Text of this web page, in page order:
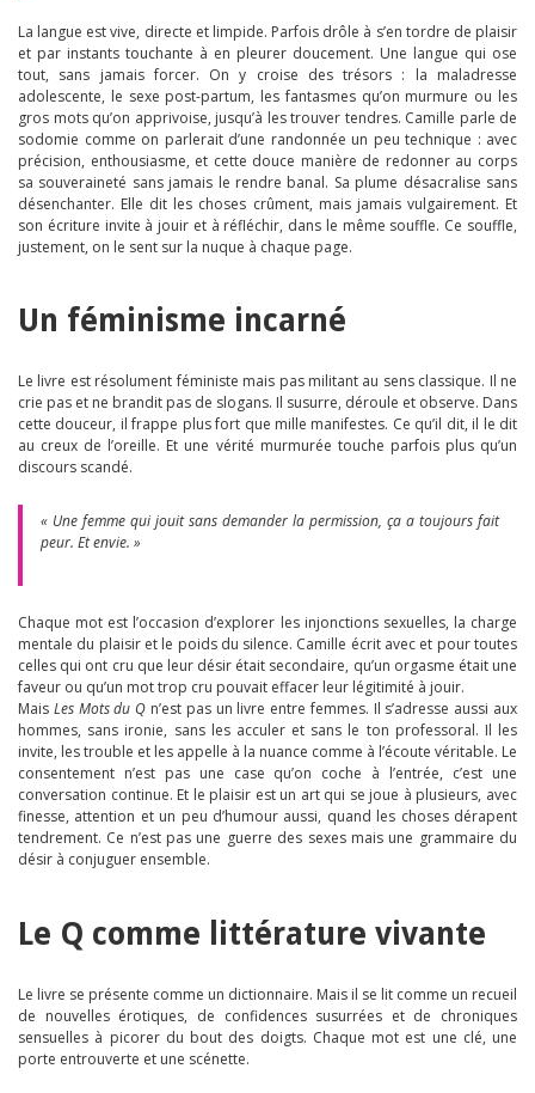
La langue est vive, directe et limpide. Parfois drôle à s’en tordre de plaisir
et par instants touchante à en pleurer doucement. Une langue qui ose
tout, sans jamais forcer. On y croise des trésors : la maladresse
adolescente, le sexe post-partum, les fantasmes qu’on murmure ou les
gros mots qu’on apprivoise, jusqu’à les trouver tendres. Camille parle de
sodomie comme on parlerait d’une randonnée un peu technique : avec
précision, enthousiasme, et cette douce manière de redonner au corps
sa souveraineté sans jamais le rendre banal. Sa plume désacralise sans
désenchanter. Elle dit les choses crûment, mais jamais vulgairement. Et
son écriture invite à jouir et à réfléchir, dans le même souffle. Ce souffle,
justement, on le sent sur la nuque à chaque page.
Un féminisme incarné
Le livre est résolument féministe mais pas militant au sens classique. Il ne
crie pas et ne brandit pas de slogans. Il susurre, déroule et observe. Dans
cette douceur, il frappe plus fort que mille manifestes. Ce qu’il dit, il le dit
au creux de l’oreille. Et une vérité murmurée touche parfois plus qu’un
discours scandé.
« Une femme qui jouit sans demander la permission, ça a toujours fait
peur. Et envie. »
Chaque mot est l’occasion d’explorer les injonctions sexuelles, la charge
mentale du plaisir et le poids du silence. Camille écrit avec et pour toutes
celles qui ont cru que leur désir était secondaire, qu’un orgasme était une
faveur ou qu’un mot trop cru pouvait effacer leur légitimité à jouir.
Mais Les Mots du Q n’est pas un livre entre femmes. Il s’adresse aussi aux
hommes, sans ironie, sans les acculer et sans le ton professoral. Il les
invite, les trouble et les appelle à la nuance comme à l’écoute véritable. Le
consentement n’est pas une case qu’on coche à l’entrée, c’est une
conversation continue. Et le plaisir est un art qui se joue à plusieurs, avec
finesse, attention et un peu d’humour aussi, quand les choses dérapent
tendrement. Ce n’est pas une guerre des sexes mais une grammaire du
désir à conjuguer ensemble.
Le Q comme littérature vivante
Le livre se présente comme un dictionnaire. Mais il se lit comme un recueil
de nouvelles érotiques, de confidences susurrées et de chroniques
sensuelles à picorer du bout des doigts. Chaque mot est une clé, une
porte entrouverte et une scénette.